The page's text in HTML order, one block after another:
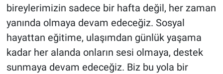
bireylerimizin sadece bir hafta değil, her zaman
yanında olmaya devam edeceğiz. Sosyal
hayattan eğitime, ulaşımdan günlük yaşama
kadar her alanda onların sesi olmaya, destek
sunmaya devam edeceğiz. Biz bu yola bir